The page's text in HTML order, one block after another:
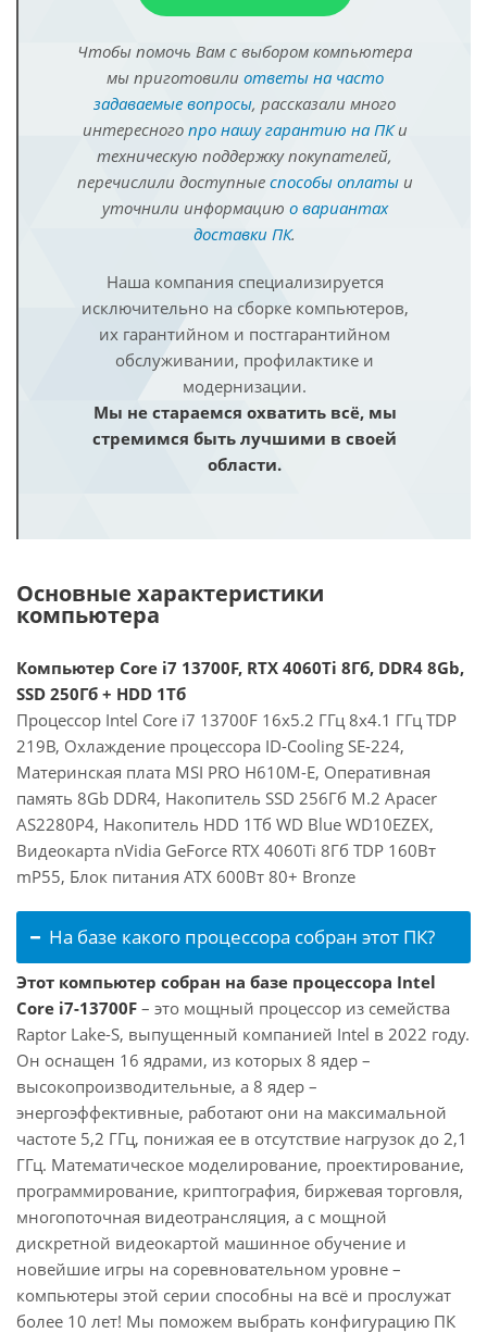
Чтобы помочь Вам с выбором компьютера
мы приготовили ответы на часто
задаваемые вопросы, рассказали много
интересного про нашу гарантию на ПКи
техническую поддержку покупателей,
перечислили доступные способы оплатыи
уточнили информацию о вариантах
доставки ПК.
Наша компания специализируется
исключительно на сборке компьютеров,
их гарантийном и постгарантийном
обслуживании, профилактике и
модернизации.
Мы не стараемся охватить всё, мы
стремимся быть лучшими в своей
области.
Основные характеристики
компьютера
Компьютер Core i7 13700F, RTX 4060Ti 8Гб, DDR4 8Gb,
SSD 250Гб + HDD 1Тб
Процессор Intel Core i7 13700F 16x5.2 ГГц 8x4.1 ГГц TDP
219В, Охлаждение процессора ID-Cooling SE-224,
Материнская плата MSI PRO H610M-E, Оперативная
память 8Gb DDR4, Накопитель SSD 256Гб M.2 Apacer
AS2280P4, Накопитель HDD 1Тб WD Blue WD10EZEX,
Видеокарта nVidia GeForce RTX 4060Ti 8Гб TDP 160Вт
mP55, Блок питания ATX 600Вт 80+ Bronze
На базе какого процессора собран этот ПК?
Этот компьютер собран на базе процессора Intel
Core i7-13700F – это мощный процессор из семейства
Raptor Lake-S, выпущенный компанией Intel в 2022 году.
Он оснащен 16 ядрами, из которых 8 ядер –
высокопроизводительные, а 8 ядер –
энергоэффективные, работают они на максимальной
частоте 5,2 ГГц, понижая ее в отсутствие нагрузок до 2,1
ГГц. Математическое моделирование, проектирование,
программирование, криптография, биржевая торговля,
многопоточная видеотрансляция, а с мощной
дискретной видеокартой машинное обучение и
новейшие игры на соревновательном уровне –
компьютеры этой серии способны на всё и прослужат
более 10 лет! Мы поможем выбрать конфигурацию ПК